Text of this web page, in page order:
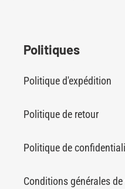
Politiques
Politique d'expédition
Politique de retour
Politique de
Conditions générales